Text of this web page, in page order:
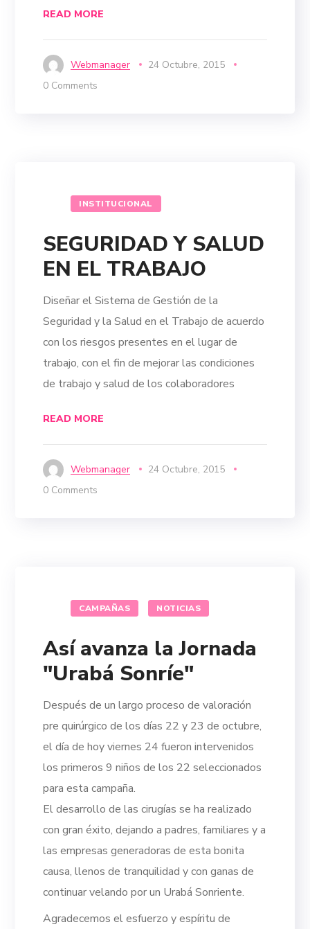
READ MORE
Webmanager
24 Octubre, 2015
0 Comments
INSTITUCIONAL
SEGURIDAD Y SALUD
EN EL TRABAJO
Diseñar el Sistema de Gestión de la
Seguridad y la Salud en el Trabajo de acuerdo
con los riesgos presentes en el lugar de
trabajo, con el fin de mejorar las condiciones
de trabajo y salud de los colaboradores
READ MORE
Webmanager
24 Octubre, 2015
0 Comments
CAMPAÑAS NOTICIAS
Así avanza la Jornada
"Urabá Sonríe"
Después de un largo proceso de valoración
pre quirúrgico de los días 22 y 23 de octubre,
el día de hoy viernes 24 fueron intervenidos
los primeros 9 niños de los 22 seleccionados
para esta campaña.
El desarrollo de las cirugías se ha realizado
con gran éxito, dejando a padres, familiares y a
las empresas generadoras de esta bonita
causa, llenos de tranquilidad y con ganas de
continuar velando por un Urabá Sonriente.
Agradecemos el esfuerzo y espíritu de